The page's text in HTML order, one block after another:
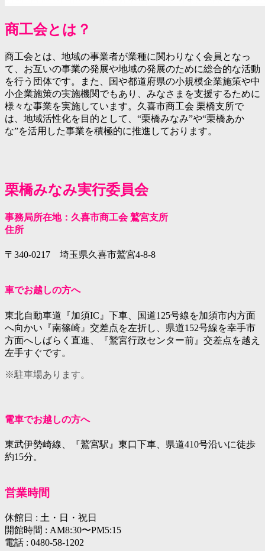
商工会とは？
商工会とは、地域の事業者が業種に関わりなく会員となっ
て、お互いの事業の発展や地域の発展のために総合的な活動
を行う団体です。また、国や都道府県の小規模企業施策や中
小企業施策の実施機関でもあり、みなさまを支援するために
様々な事業を実施しています。久喜市商工会 栗橋支所で
は、地域活性化を目的として、“栗橋みなみ”や“栗橋あか
な”を活用した事業を積極的に推進しております。
栗橋みなみ実行委員会
事務局所在地：久喜市商工会 鷲宮支所
住所
〒340-0217 埼玉県久喜市鷲宮4-8-8
車でお越しの方へ
東北自動車道『加須IC』下車、国道125号線を加須市内方面
へ向かい『南篠崎』交差点を左折し、県道152号線を幸手市
方面へしばらく直進、『鷲宮行政センター前』交差点を越え
左手すぐです。
※駐車場あります。
電車でお越しの方へ
東武伊勢崎線、『鷲宮駅』東口下車、県道410号沿いに徒歩
約15分。
営業時間
休館日 : 土・日・祝日
開館時間 : AM8:30〜PM5:15
電話 : 0480-58-1202